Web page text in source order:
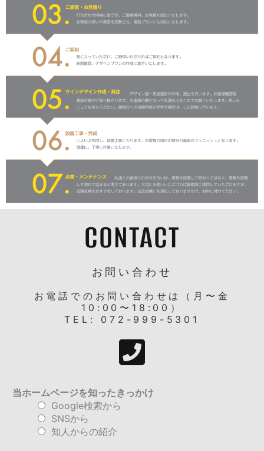
CONTACT
お問い合わせ
お電話でのお問い合わせは（月〜金
10:00〜18:00）
TEL: 072-999-5301
当ホームページを知ったきっかけ
Google検索から
SNSから
知人からの紹介